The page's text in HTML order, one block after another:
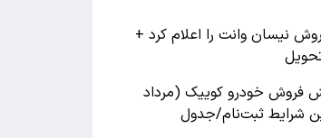
نیسان وانت را اعلام کرد +
فروش خودرو کوییک (مرداد